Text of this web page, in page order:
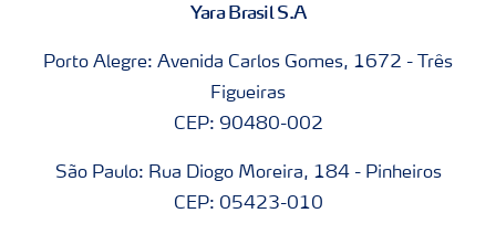
Yara Brasil S.A
Porto Alegre: Avenida Carlos Gomes, 1672 - Três
Figueiras
CEP: 90480-002
São Paulo: Rua Diogo Moreira, 184 - Pinheiros
CEP: 05423-010